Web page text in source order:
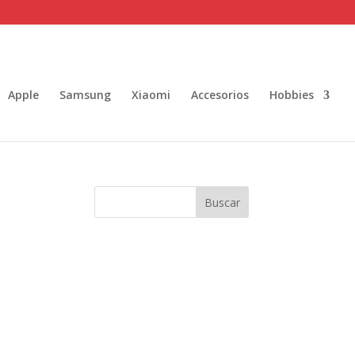
Apple Samsung Xiaomi Accesorios Hobbies
Buscar